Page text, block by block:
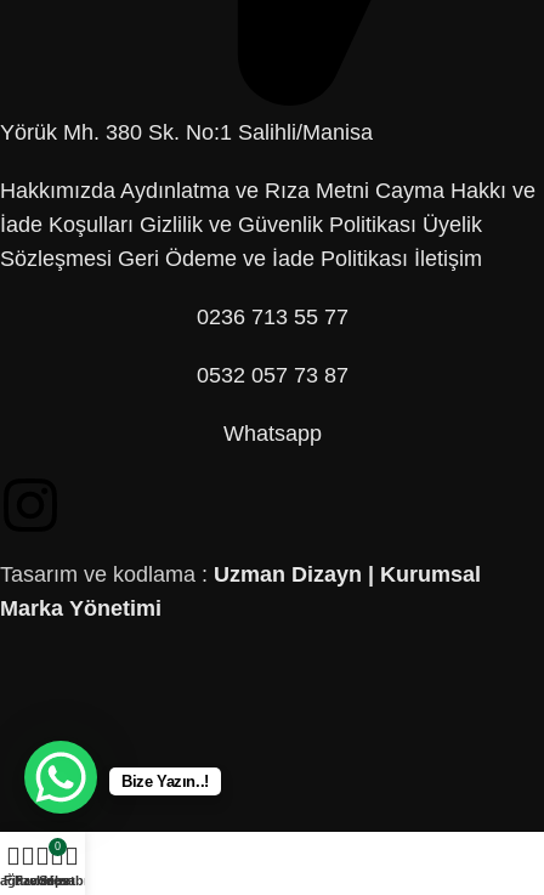
Yörük Mh. 380 Sk. No:1 Salihli/Manisa
Hakkımızda Aydınlatma ve Rıza Metni Cayma Hakkı ve
İade Koşulları Gizlilik ve Güvenlik Politikası Üyelik
Sözleşmesi Geri Ödeme ve İade Politikası İletişim
0236 713 55 77
0532 057 73 87
Whatsapp
Tasarım ve kodlama : Uzman Dizayn | Kurumsal
Marka Yönetimi
Bize Yazın..!
Filtreler
Favoriler
0
Sepet
Hesabım